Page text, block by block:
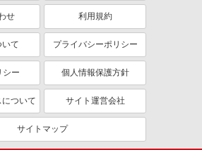
せ 利用規約
いて プライバシーポリシー
シー 個人情報保護方針
について サイト運営会社
サイトマップ